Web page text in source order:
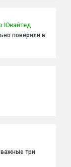
Юнайтед
поверили в
три